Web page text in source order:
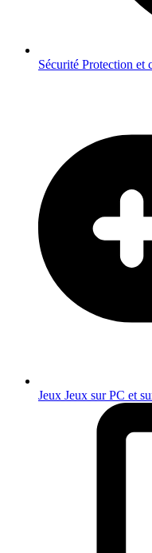
Sécurité Protection et
Jeux Jeux sur PC et